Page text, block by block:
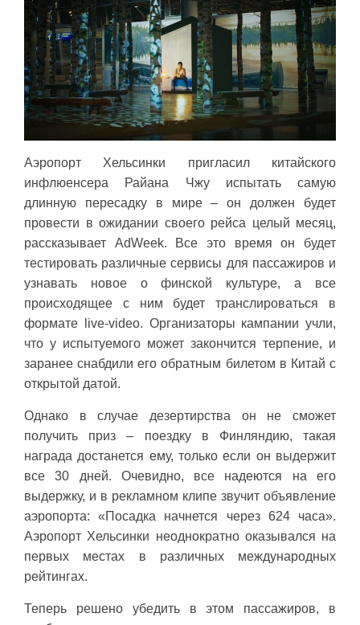
Аэропорт Хельсинки пригласил китайского
инфлюенсера Райана Чжу испытать самую
длинную пересадку в мире – он должен будет
провести в ожидании своего рейса целый месяц,
рассказывает AdWeek. Все это время он будет
тестировать различные сервисы для пассажиров и
узнавать новое о финской культуре, а все
происходящее с ним будет транслироваться в
формате live-video. Организаторы кампании учли,
что у испытуемого может закончится терпение, и
заранее снабдили его обратным билетом в Китай с
открытой датой.
Однако в случае дезертирства он не сможет
получить приз – поездку в Финляндию, такая
награда достанется ему, только если он выдержит
все 30 дней. Очевидно, все надеются на его
выдержку, и в рекламном клипе звучит объявление
аэропорта: «Посадка начнется через 624 часа».
Аэропорт Хельсинки неоднократно оказывался на
первых местах в различных международных
рейтингах.
Теперь решено убедить в этом пассажиров, в